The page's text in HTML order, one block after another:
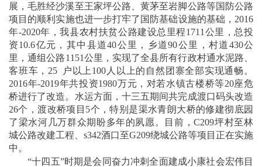
展，毛胜经沙溪至王家坪公路、黄茅至岩脚公路等国防公路
项目的顺利实施也进一步打牢了国防基础设施的基础，2016
年-2020年，我县农村扶贫公路建设总里程1711公里，总投
资10.6亿元，其中县道40公里，乡道90公里，村道430公
里，通组公路1151公里，实现了全县所有行政村通水泥路、
客班车，25 户以上100人以上的自然团寨全部实现通畅。
2016年-2019年共投资1980万元，对若水镇古楼桥等20座危
桥进行了改造。水运方面，十三五期间共完成渡口码头改造
26个，渡改桥项目5个，特别是渠水青朗大桥的修建彻底园
了梁水河几万群众期盼多年的夙愿。目前，C209坪村至林
城公路改建工程、s342酒口至G209绕城公路等项目正在实施
中。
“十四五”时期是会同奋力冲刺全面建成小康社会宏伟目